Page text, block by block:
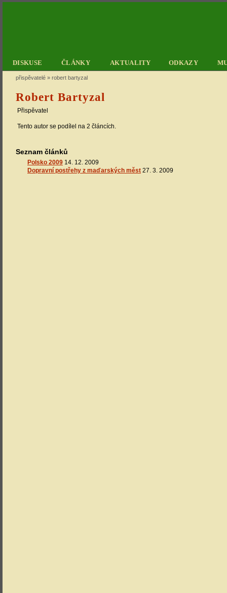
DISKUSE ČLÁNKY AKTUALITY ODKAZY
přispěvatelé » robert bartyzal
Robert Bartyzal
Přispěvatel
Tento autor se podílel na 2 článcích.
Seznam článků
Polsko 2009 14. 12. 2009
Dopravní postřehy z maďarských měst 27. 3. 2009